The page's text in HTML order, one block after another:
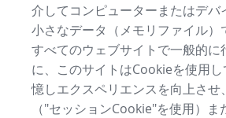
介してコンピューターまたはデバ
小さなデータ（メモリファイル）
すべてのウェブサイトで一般的に
に、このサイトはCookieを使用
憶しエクスペリエンスを向上させ
（"セッションCookie"を使用）